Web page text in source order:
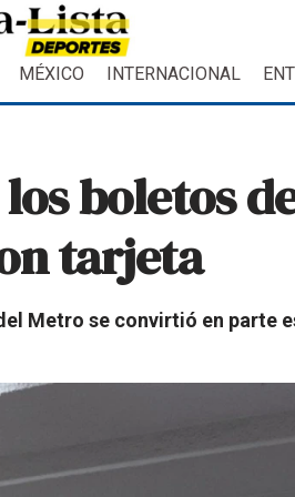
MÉXICO INTERNACIONAL
boletos
tarjeta
Metro se convirtió en parte